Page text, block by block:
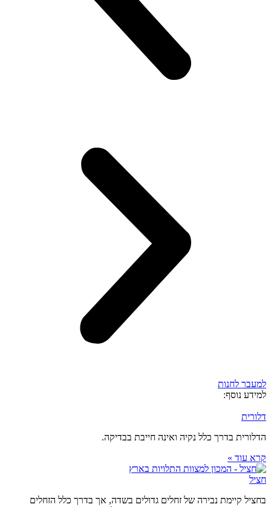
למעבר לחנות
למידע נוסף:
דלורית
הדלורית בדרך כלל נקיה ואינה חייבת בבדיקה.
קרא עוד »
חציל
בחציל קיימת נבירה של זחלים גדולים בשדה, אך בדרך כלל הזחלים